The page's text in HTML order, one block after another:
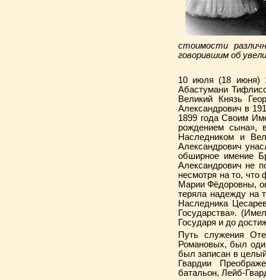
стоимости
говорившим об
10 июля (18 июня)
Абастумани
Великий Князь
Александрович в
1899 года Своим
рождением сына»,
Наследником и
Александрович
обширное имение
Александрович не
несмотря на то,
Марии Фёдоровны,
теряла надежду на
Наследника
Государства».
Государя и до
Путь служения
Романовых, был
был записан в
Гвардии
батальон, Лейб-